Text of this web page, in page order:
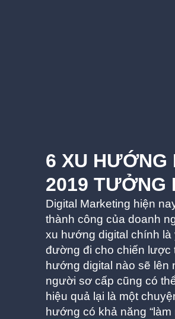
6 XU HƯỚNG
2019 TƯỞNG
Digital Marketing hiện
thành công của doanh
xu hướng digital chính là
đường đi cho chiến lược
hướng digital nào sẽ lên
người sơ cấp cũng có
hiệu quả lại là một
hướng có khả năng